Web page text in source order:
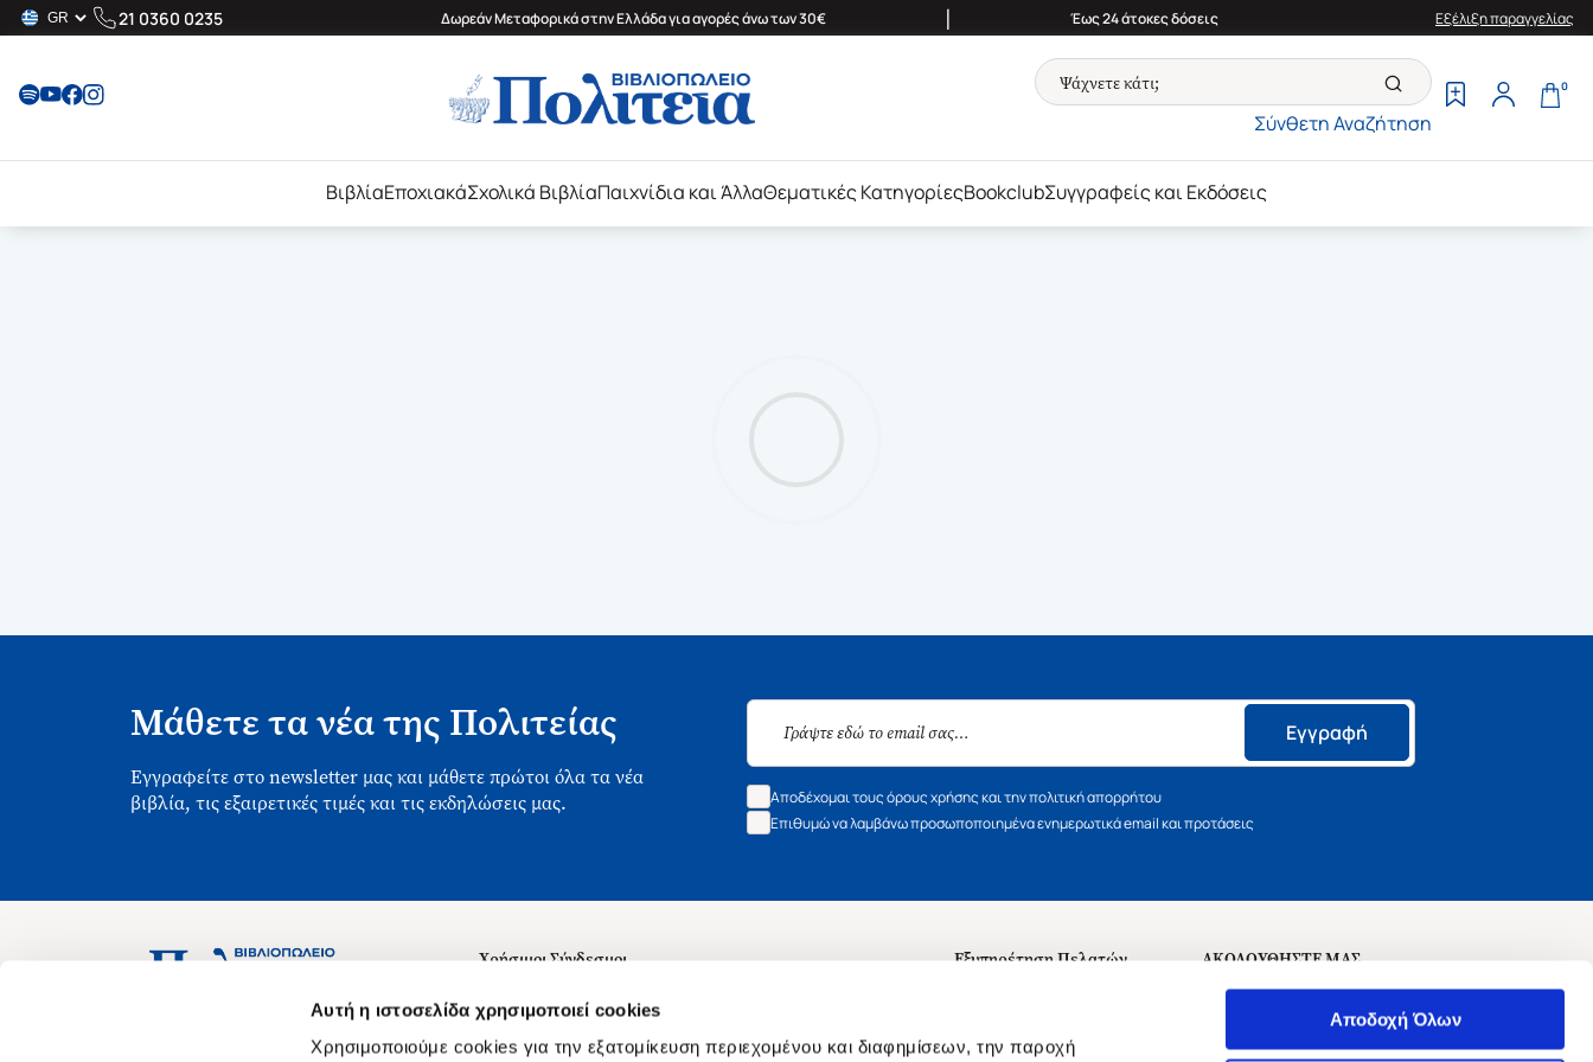
Αυτή η ιστοσελίδα χρησιμοποιεί cookies
Χρησιμοποιούμε cookies για την εξατομίκευση περιεχομένου και διαφημίσεων, την παροχή
Αποδοχή Όλων
21 0360 0235 Δωρεάν Μεταφορικά στην Ελλάδα για αγορές άνω των 30€ | Έως 24 άτοκες δόσεις Εξέλιξη παραγγελίας
Σύνθετη Αναζήτηση
0
ΒιβλίαΕποχιακάΣχολικά ΒιβλίαΠαιχνίδια και ΆλλαΘεματικές ΚατηγορίεςBookclubΣυγγραφείς και Εκδόσεις
Μάθετε τα νέα της Πολιτείας
Εγγραφείτε στο newsletter μας και μάθετε πρώτοι όλα τα νέα
βιβλία, τις εξαιρετικές τιμές και τις εκδηλώσεις μας.
Εγγραφή
Αποδέχομαι τους όρους χρήσης και την πολιτική απορρήτου
Επιθυμώ να λαμβάνω προσωποποιημένα ενημερωτικά email και προτάσεις
Ασκληπιού 1-3, Αθήνα 106 79
Χρήσιμοι Σύνδεσμοι
Σχετικά με εμάς
Θέσεις Εργασίας
Εξυπηρέτηση Πελατών
ΑΚΟΛΟΥΘΗΣΤΕ ΜΑΣ